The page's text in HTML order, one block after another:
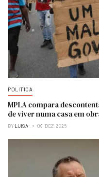
POLITICA
MPLA compara
de viver numa casa em
BY LUISA 08-DEZ-2025